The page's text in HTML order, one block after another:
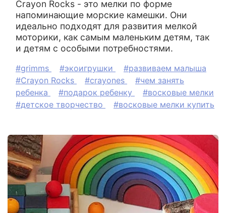
Crayon Rocks - это мелки по форме
напоминающие морские камешки. Они
идеально подходят для развития мелкой
моторики, как самым маленьким детям, так
и детям с особыми потребностями.
#grimms #экоигрушки
#развиваем малыша
#Crayon Rocks
#crayones
#чем занять
ребенка
#подарок ребенку
#восковые мелки
#детское творчество
#восковые мелки купить